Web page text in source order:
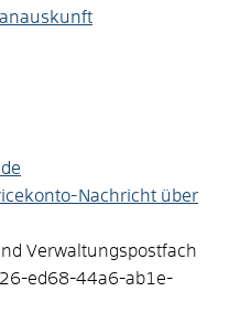
Nachricht über
Verwaltungspostfach
ed68-44a6-ab1e-